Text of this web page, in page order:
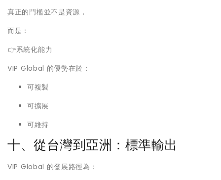
真正的門檻並不是資源，
而是：
👉系統化能力
VIP Global 的優勢在於：
可複製
可擴展
可維持
十、從台灣到亞洲：標準輸出
VIP Global 的發展路徑為：